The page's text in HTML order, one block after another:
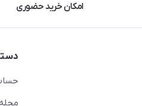
امکان خرید حضوری